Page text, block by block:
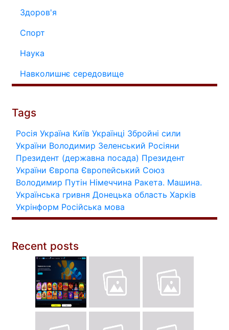
Здоров'я
Спорт
Наука
Навколишнє середовище
Tags
Росія Україна Київ Українці Збройні сили
України Володимир Зеленський Росіяни
Президент (державна посада) Президент
України Європа Європейський Союз
Володимир Путін Німеччина Ракета. Машина.
Українська гривня Донецька область Харків
Укрінформ Російська мова
Recent posts